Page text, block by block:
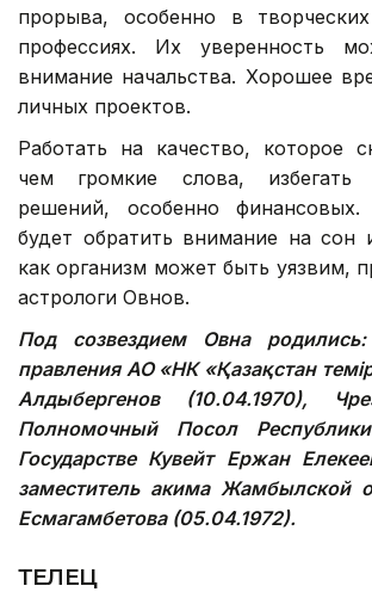
прорыва, особенно в
профессиях. Их уверенность
внимание начальства. Хорошее
личных проектов.
Работать на качество, которое
чем громкие слова, избегать
решений, особенно
будет обратить внимание на сон
как организм может быть уязвим,
астрологи Овнов.
Под созвездием Овна
правления АО «НК «Қазақстан
Алдыбергенов (10.04.1970),
Полномочный Посол
Государстве Кувейт Ержан
заместитель акима Жамбылской
Есмагамбетова (05.04.1972).
ТЕЛЕЦ